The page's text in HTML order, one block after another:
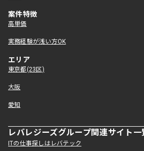
案件特徴
高単価
実務経験が浅い方OK
エリア
東京都(23区)
大阪
愛知
レバレジーズグループ関連サイト一
ITの仕事探しはレバテック